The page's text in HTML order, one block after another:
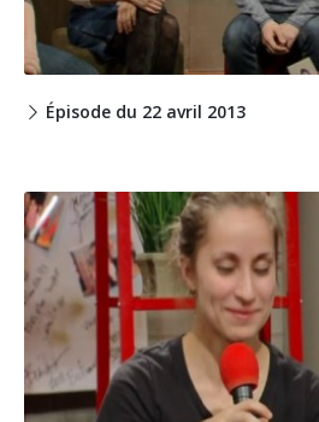
Épisode du 22 avril 2013